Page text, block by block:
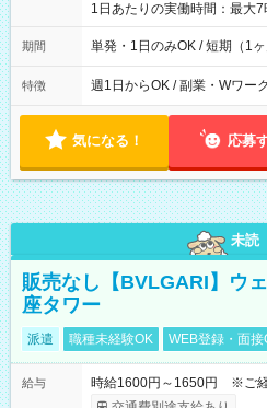
1日あたりの実働時間：最大
間は 試験により異なります
期間 単発・1日のみOK / 短期（1ヶ
特徴 週1日からOK / 副業・Wワー
気になる！ 応募
未読
販売なし【BVLGARI】ウ
座タワー
派遣 職種未経験OK WEB登録・面接
給与
時給1600円～1650円 ※ご経